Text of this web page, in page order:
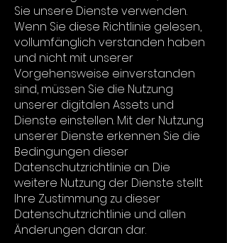
Sie unsere Dienste verwenden.
Wenn Sie diese Richtlinie gelesen,
vollumfänglich verstanden haben
und nicht mit unserer
Vorgehensweise einverstanden
sind, müssen Sie die Nutzung
unserer digitalen Assets und
Dienste einstellen. Mit der Nutzung
unserer Dienste erkennen Sie die
Bedingungen dieser
Datenschutzrichtlinie an. Die
weitere Nutzung der Dienste stellt
Ihre Zustimmung zu dieser
Datenschutzrichtlinie und allen
Änderungen daran dar.